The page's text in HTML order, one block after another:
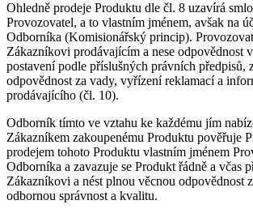
Ohledně prodeje Produktu dle čl. 8 uzavírá
Provozovatel, a to vlastním jménem, avšak na
Odborníka (Komisionářský princip).
Zákazníkovi prodávajícím a nese odpovědnost
postavení podle příslušných právních předpisů,
odpovědnost za vady, vyřízení reklamací a
prodávajícího (čl. 10).
Odborník tímto ve vztahu ke každému jím
Zákazníkem zakoupenému Produktu pověřuje
prodejem tohoto Produktu vlastním jménem
Odborníka a zavazuje se Produkt řádně a včas
Zákazníkovi a nést plnou věcnou odpovědnost
odbornou správnost a kvalitu.